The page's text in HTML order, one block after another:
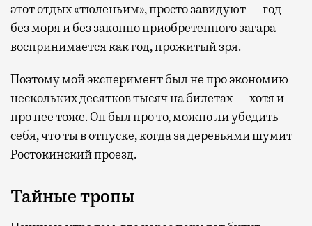
этот отдых «тюленьим», просто завидуют — год
без моря и без законно приобретенного загара
воспринимается как год, прожитый зря.
Поэтому мой эксперимент был не про экономию
нескольких десятков тысяч на билетах — хотя и
про нее тоже. Он был про то, можно ли убедить
себя, что ты в отпуске, когда за деревьями шумит
Ростокинский проезд.
Тайные тропы